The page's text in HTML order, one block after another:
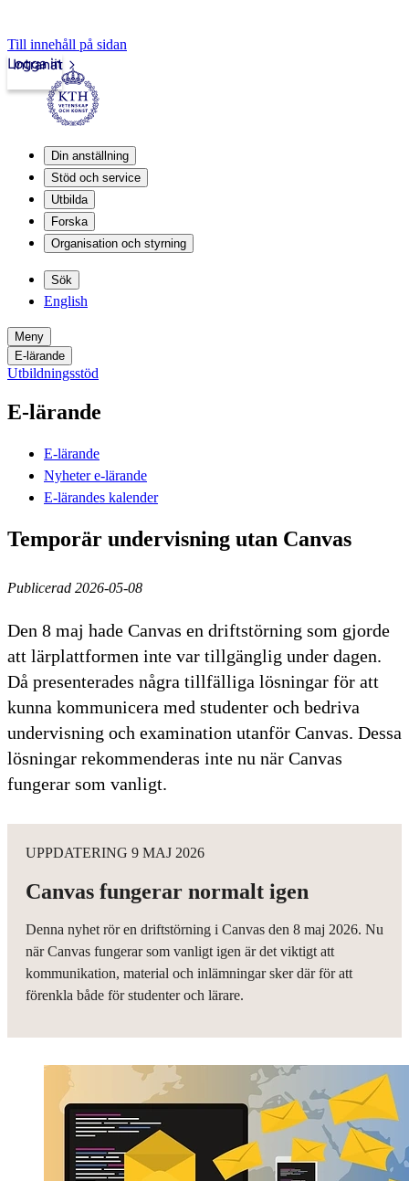
Till innehåll på sidan
Intranät
Logga in
Din anställning
Stöd och service
Utbilda
Forska
Organisation och styrning
Sök
English
Meny
E-lärande
Utbildningsstöd
E-lärande
E-lärande
Nyheter e-lärande
E-lärandes kalender
Temporär undervisning utan Canvas
Publicerad 2026-05-08
Den 8 maj hade Canvas en driftstörning som gjorde
att lärplattformen inte var tillgänglig under dagen.
Då presenterades några tillfälliga lösningar för att
kunna kommunicera med studenter och bedriva
undervisning och examination utanför Canvas. Dessa
lösningar rekommenderas inte nu när Canvas
fungerar som vanligt.
UPPDATERING 9 MAJ 2026
Canvas fungerar normalt igen
Denna nyhet rör en driftstörning i Canvas den 8 maj 2026. Nu
när Canvas fungerar som vanligt igen är det viktigt att
kommunikation, material och inlämningar sker där för att
förenkla både för studenter och lärare.